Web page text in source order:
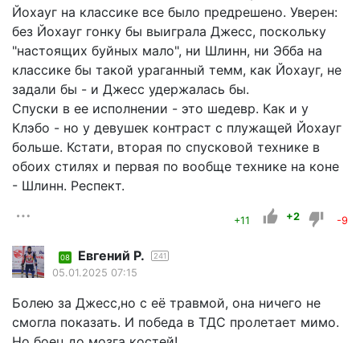
Йохауг на классике все было предрешено. Уверен:
без Йохауг гонку бы выиграла Джесс, поскольку
"настоящих буйных мало", ни Шлинн, ни Эбба на
классике бы такой ураганный темм, как Йохауг, не
задали бы - и Джесс удержалась бы.
Спуски в ее исполнении - это шедевр. Как и у
Клэбо - но у девушек контраст с плужащей Йохауг
больше. Кстати, вторая по спусковой технике в
обоих стилях и первая по вообще технике на коне
- Шлинн. Респект.
+11 +2 -9
08 Евгений Р. 241
05.01.2025 07:15
Болею за Джесс,но с её травмой, она ничего не
смогла показать. И победа в ТДС пролетает мимо.